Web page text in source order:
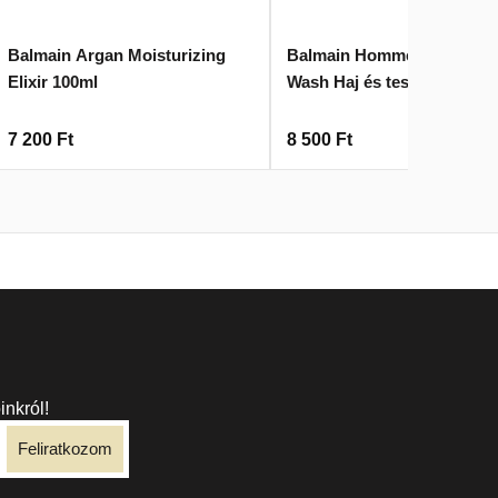
Balmain Argan Moisturizing
Elixir 100ml
7 200 Ft
Balmain Homme Hair &
Wash Haj és test fürdő
8 500 Ft
Feliratkozom